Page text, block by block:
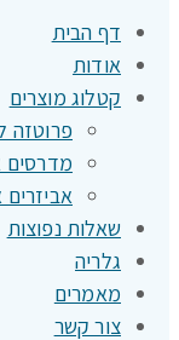
דף הבית
אודות
קטלוג מוצרים
פרוטזה
מדרסים
אביזרים
שאלות נפוצות
גלריה
מאמרים
צור קשר